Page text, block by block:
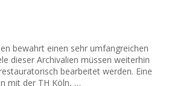
bewahrt einen sehr umfangreichen
dieser Archivalien müssen weiterhin
bearbeitet werden. Eine
mit der TH Köln, …